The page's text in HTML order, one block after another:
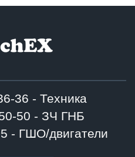
36 - Техника
50 - ЗЧ ГНБ
- ГШО/двигатели